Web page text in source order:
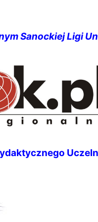
Sanockiej Ligi